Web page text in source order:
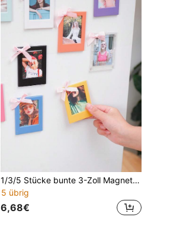
1/3/5 Stücke bunte 3-Zoll Magnetische Fotorahmen, Mini Sofortbild 3-Zoll Kühlschrankmagnet, klassisches Schleifen-Design Rahmen für Büro, Zuhause, Whiteboards, Schränke, Kühlschränke, Multifunktions Dekoration, kreative Weihnachts- & Geburtstagsgeschenke
5 übrig
6,68€